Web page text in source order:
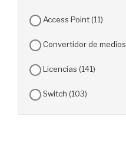
Access Point (11)
Convertidor de medios
Licencias (141)
Switch (103)